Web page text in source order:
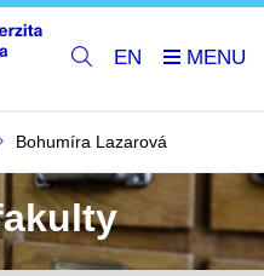
EN
Bohumíra Lazarová